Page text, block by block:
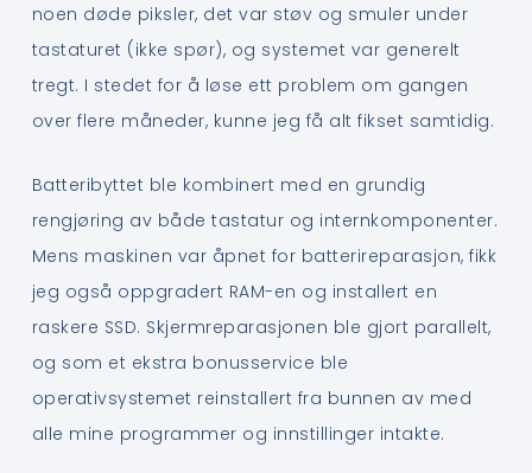
noen døde piksler, det var støv og smuler under
tastaturet (ikke spør), og systemet var generelt
tregt. I stedet for å løse ett problem om gangen
over flere måneder, kunne jeg få alt fikset samtidig.
Batteribyttet ble kombinert med en grundig
rengjøring av både tastatur og internkomponenter.
Mens maskinen var åpnet for batterireparasjon, fikk
jeg også oppgradert RAM-en og installert en
raskere SSD. Skjermreparasjonen ble gjort parallelt,
og som et ekstra bonusservice ble
operativsystemet reinstallert fra bunnen av med
alle mine programmer og innstillinger intakte.